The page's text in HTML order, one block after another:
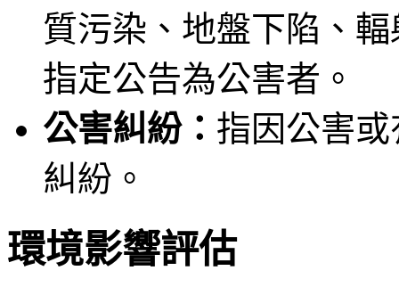
質污染、地盤下陷、
指定公告為公害者。
公害糾紛： 指因公害
糾紛。
環境影響評估